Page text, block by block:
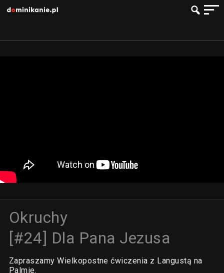
Okruchy
[#24] Dla Pana Jezusa
Zapraszamy Wielkopostne ćwiczenia z Langustą na
Palmie.